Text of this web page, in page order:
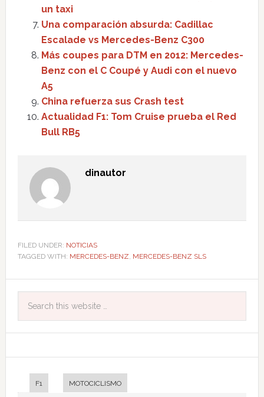
un taxi
Una comparación absurda: Cadillac
Escalade vs Mercedes-Benz C300
Más coupes para DTM en 2012: Mercedes-
Benz con el C Coupé y Audi con el nuevo
A5
China refuerza sus Crash test
Actualidad F1: Tom Cruise prueba el Red
Bull RB5
dinautor
FILED UNDER: NOTICIAS
TAGGED WITH: MERCEDES-BENZ MERCEDES-BENZ SLS
F1 MOTOCICLISMO